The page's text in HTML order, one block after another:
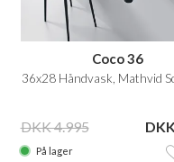
Coco 36
36x28 Håndvask, Mathvid
DKK 4.995
På lager